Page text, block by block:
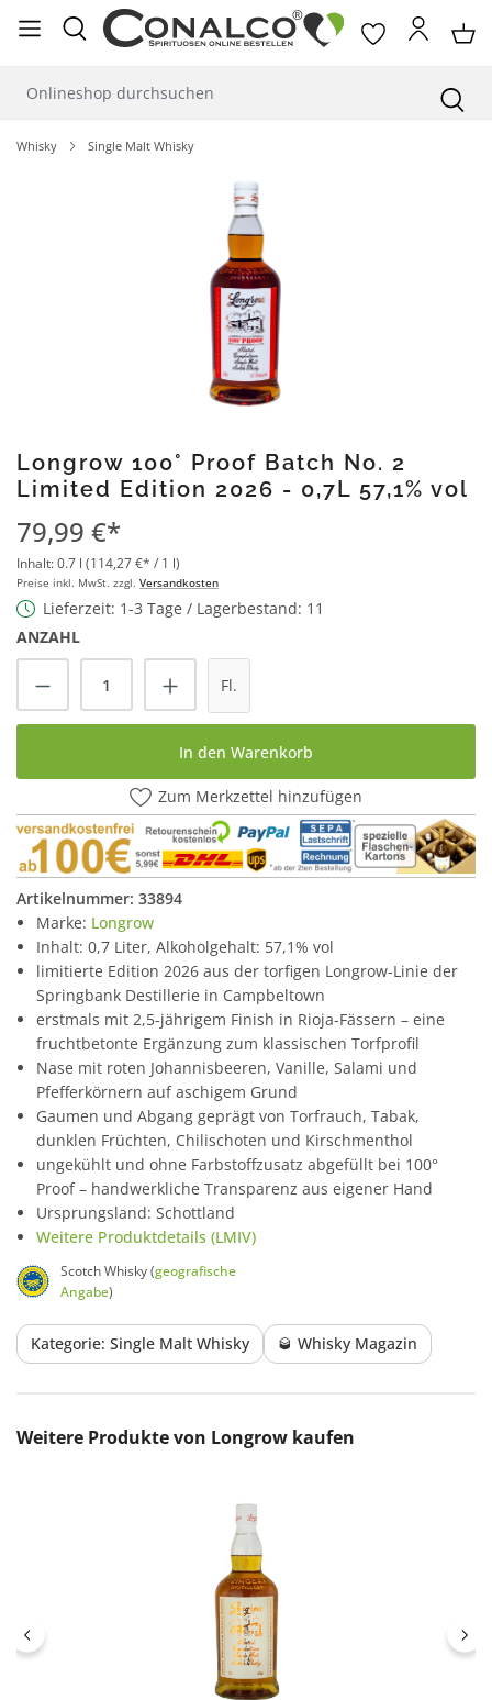
springen
Whisky Single Malt Whisky
Longrow 100° Proof Batch No. 2
Limited Edition 2026 - 0,7L 57,1% vol
79,99 €*
Inhalt:0.7 l (114,27 €* / 1 l)
Preise inkl. MwSt. zzgl. Versandkosten
Lieferzeit: 1-3 Tage / Lagerbestand: 11
ANZAHL
Produkt Anzahl: Gib den gewünschten
Fl.
In den Warenkorb
Zum Merkzettel hinzufügen
Artikelnummer: 33894
Marke: Longrow
Inhalt: 0,7 Liter, Alkoholgehalt: 57,1% vol
limitierte Edition 2026 aus der torfigen Longrow-Linie der
Springbank Destillerie in Campbeltown
erstmals mit 2,5-jährigem Finish in Rioja-Fässern – eine
fruchtbetonte Ergänzung zum klassischen Torfprofil
Nase mit roten Johannisbeeren, Vanille, Salami und
Pfefferkörnern auf aschigem Grund
Gaumen und Abgang geprägt von Torfrauch, Tabak,
dunklen Früchten, Chilischoten und Kirschmenthol
ungekühlt und ohne Farbstoffzusatz abgefüllt bei 100°
Proof – handwerkliche Transparenz aus eigener Hand
Ursprungsland: Schottland
Weitere Produktdetails (LMIV)
Scotch Whisky (geografische
Angabe)
Kategorie: Single Malt Whisky 🥃 Whisky Magazin
Produktgalerie überspringen
Weitere Produkte von Longrow kaufen